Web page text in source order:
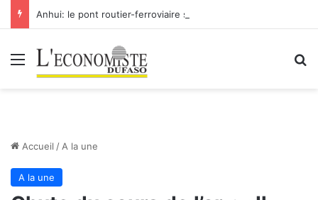
Menu
Accueil / A la une
A la une